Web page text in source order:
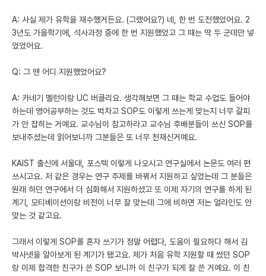
A: 사실 제가 유학을 재수했거든요. (그랬어요?) 네, 한 번 도전했었어요. 2
3년도 가을학기에, 석사과정 중에 한 번 지원했었고 그 때는 딱 두 군데만 넣
었었어요.
Q: 그 땐 어디 지원했었어요?
A: 카네기 멜런이랑 UC 버클리요. 생각해보면 그 때는 학교 수업도 들어야
하는데 영어공부하는 것도 벅차고 SOP도 이렇게 쓰는게 맞는지 너무 갈피
가 안 잡히는 거예요. 교수님이 참고하라고 교수님 후배분들이 쓰신 SOP를
보내주셨는데 읽어보니까 그분들은 또 너무 천재신거예요.
KAIST 출신에 서울대, 포스텍 이렇게 나오시고 연구실에서 논문도 여러 편
쓰시고요. 저 같은 경우는 연구 주제를 바꿔서 지원하고 싶었는데 그 분들은
원래 하던 연구에서 더 심화해서 지원하셨고 또 이제 자기의 연구를 하게 된
계기, 모티베이션이랑 비전이 너무 잘 맞는데 그에 비하면 저는 얼라인도 안
맞는 것 같고요.
그래서 이렇게 SOP를 혼자 쓰기가 정말 어렵다, 도움이 필요하다 해서 김
박사넷을 알아보게 된 계기가 됐고요. 제가 처음 유학 지원할 때 썼던 SOP
랑 이제 합격한 친구가 쓴 SOP 보니까 이 친구가 되게 잘 쓴 거예요. 이 친